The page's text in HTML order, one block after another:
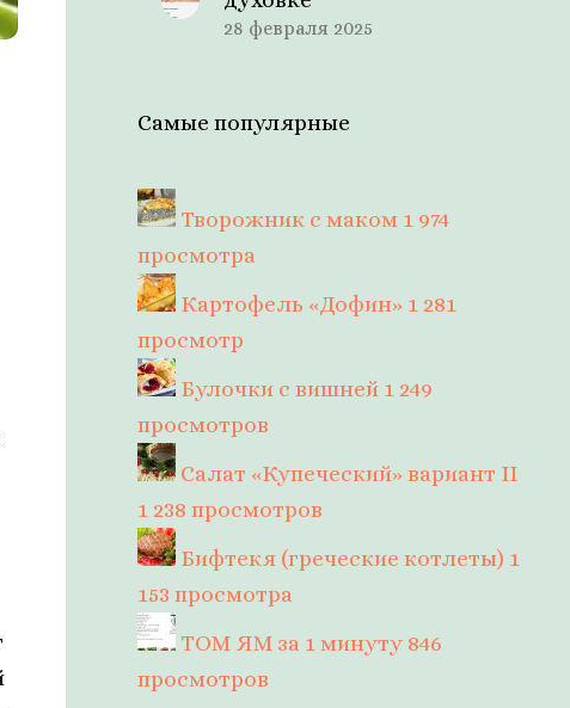
28 февраля 2025
Самые популярные
Творожник с маком 1 974
просмотра
Картофель «Дофин» 1 281
просмотр
Булочки с вишней 1 249
просмотров
Салат «Купеческий» вариант II
1 238 просмотров
Бифтекя (греческие котлеты) 1
153 просмотра
ТОМ ЯМ за 1 минуту 846
просмотров